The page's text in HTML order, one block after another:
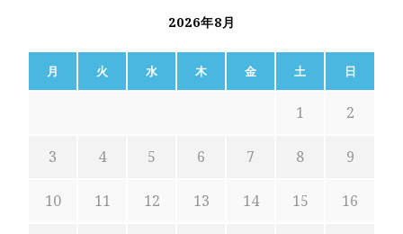
2026年8月
月 火 水 木 金 土 日
1 2
3 4 5 6 7 8 9
10 11 12 13 14 15 16